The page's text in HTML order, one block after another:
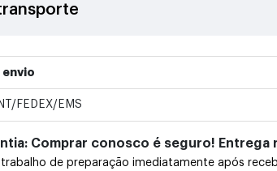
envio
FEDEX/EMS
Comprar conosco é seguro! Entrega
trabalho de preparação imediatamente após